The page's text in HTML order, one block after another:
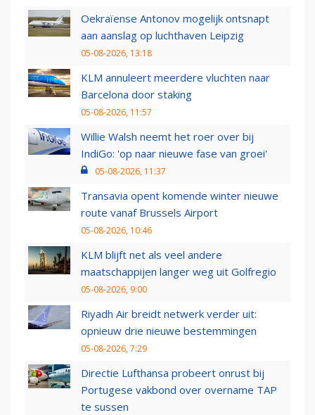
Oekraïense Antonov mogelijk ontsnapt
aan aanslag op luchthaven Leipzig
05-08-2026, 13:18
KLM annuleert meerdere vluchten naar
Barcelona door staking
05-08-2026, 11:57
Willie Walsh neemt het roer over bij
IndiGo: 'op naar nieuwe fase van groei'
05-08-2026, 11:37
Transavia opent komende winter nieuwe
route vanaf Brussels Airport
05-08-2026, 10:46
KLM blijft net als veel andere
maatschappijen langer weg uit Golfregio
05-08-2026, 9:00
Riyadh Air breidt netwerk verder uit:
opnieuw drie nieuwe bestemmingen
05-08-2026, 7:29
Directie Lufthansa probeert onrust bij
Portugese vakbond over overname TAP
te sussen